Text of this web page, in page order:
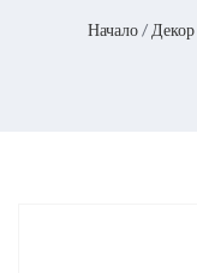
Начало/ Декор